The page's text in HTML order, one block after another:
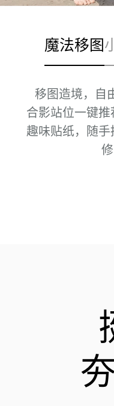
魔法移图
移图造境，自
合⁠影站位一键推
趣味贴纸，随